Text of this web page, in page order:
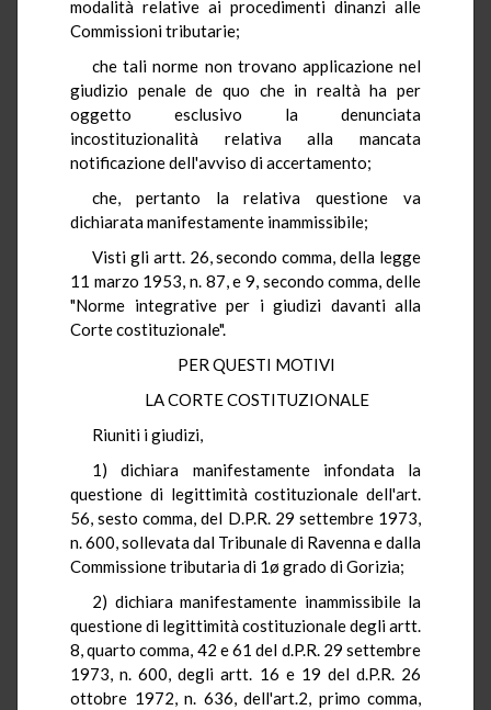
modalità relative ai procedimenti dinanzi alle
Commissioni tributarie;
che tali norme non trovano applicazione nel
giudizio penale de quo che in realtà ha per
oggetto esclusivo la denunciata
incostituzionalità relativa alla mancata
notificazione dell'avviso di accertamento;
che, pertanto la relativa questione va
dichiarata manifestamente inammissibile;
Visti gli artt. 26, secondo comma, della legge
11 marzo 1953, n. 87, e 9, secondo comma, delle
"Norme integrative per i giudizi davanti alla
Corte costituzionale".
PER QUESTI MOTIVI
LA CORTE COSTITUZIONALE
Riuniti i giudizi,
1) dichiara manifestamente infondata la
questione di legittimità costituzionale dell'art.
56, sesto comma, del D.P.R. 29 settembre 1973,
n. 600, sollevata dal Tribunale di Ravenna e dalla
Commissione tributaria di 1ø grado di Gorizia;
2) dichiara manifestamente inammissibile la
questione di legittimità costituzionale degli artt.
8, quarto comma, 42 e 61 del d.P.R. 29 settembre
1973, n. 600, degli artt. 16 e 19 del d.P.R. 26
ottobre 1972, n. 636, dell'art.2, primo comma,